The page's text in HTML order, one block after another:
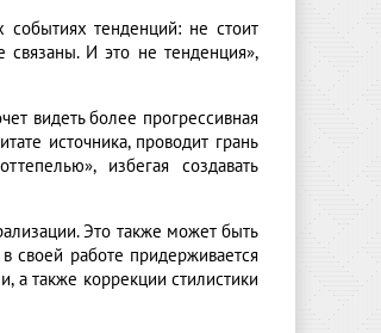
тенденций: не стоит
И это не тенденция»,
видеть более прогрессивная
источника, проводит грань
избегая создавать
Это также может быть
своей работе придерживается
а также коррекции стилистики